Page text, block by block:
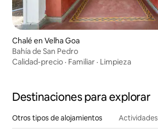
Chalé en Velha Goa
Bahía de San Pedro
Calidad-precio · Familiar · Limpieza
Destinaciones para explorar
Otros tipos de alojamientos Actividades